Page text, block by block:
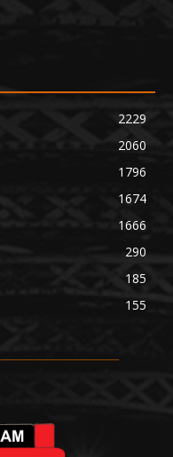
2229
2060
1796
1674
1666
290
185
155